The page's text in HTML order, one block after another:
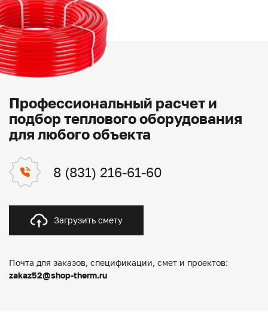
Профессиональный расчет и
подбор теплового оборудования
для любого объекта
8 (831) 216-61-60
Загрузить смету
Почта для заказов, спецификации, смет и проектов:
zakaz52@shop-therm.ru